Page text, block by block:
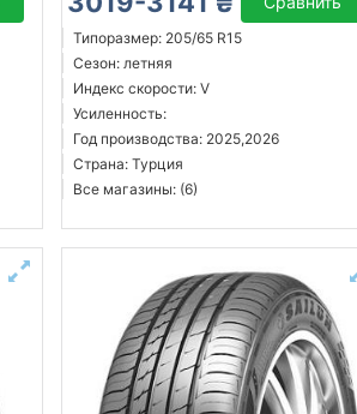
Типоразмер: 205/65 R15
Сезон: летняя
Индекс скорости: V
Усиленность:
Год производства: 2025,2026
Страна: Турция
Все магазины: (6)